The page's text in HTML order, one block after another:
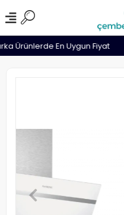
Ürünlerde En Uygun Fiyat